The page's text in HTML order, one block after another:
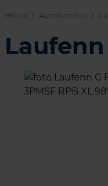
Home Autobanden
Laufenn